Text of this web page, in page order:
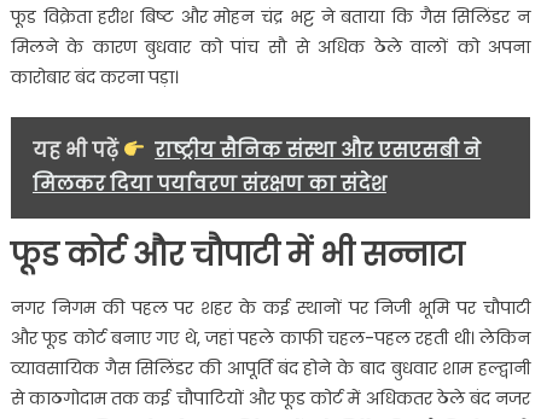
फूड विक्रेता हरीश बिष्ट और मोहन चंद्र भट्ट ने बताया कि गैस सिलिंडर न
मिलने के कारण बुधवार को पांच सौ से अधिक ठेले वालों को अपना
कारोबार बंद करना पड़ा।
यह भी पढ़ें
राष्ट्रीय सैनिक संस्था और एसएसबी ने
मिलकर दिया पर्यावरण संरक्षण का संदेश
फूड कोर्ट और चौपाटी में भी सन्नाटा
नगर निगम की पहल पर शहर के कई स्थानों पर निजी भूमि पर चौपाटी
और फूड कोर्ट बनाए गए थे, जहां पहले काफी चहल-पहल रहती थी। लेकिन
व्यावसायिक गैस सिलिंडर की आपूर्ति बंद होने के बाद बुधवार शाम हल्द्वानी
से काठगोदाम तक कई चौपाटियों और फूड कोर्ट में अधिकतर ठेले बंद नजर